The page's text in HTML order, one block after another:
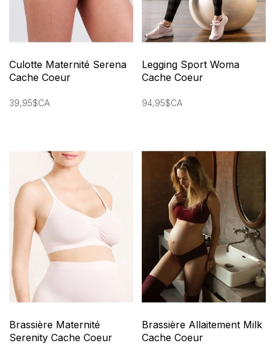
Culotte Maternité Serena
Cache Coeur
39,95$CA
Legging Sport Woma
Cache Coeur
94,95$CA
Brassière Maternité
Serenity Cache Coeur
Brassière Allaitement Milk
Cache Coeur